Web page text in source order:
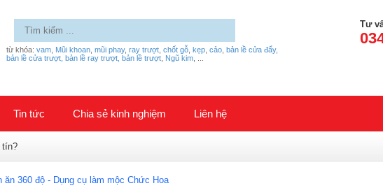
từ khóa: vam Mũi khoan mũi phay, ray trượt chốt gỗ kẹp cảo bản lề cửa đẩy,
bản lề cửa trượt, bản lề ray trượt, bản lề trượt Ngũ kim
Tư
Tin tức Chia sẻ kinh nghiệm Liên hệ
tín?
ăn 360 độ - Dụng cụ làm mộc Chức Hoa